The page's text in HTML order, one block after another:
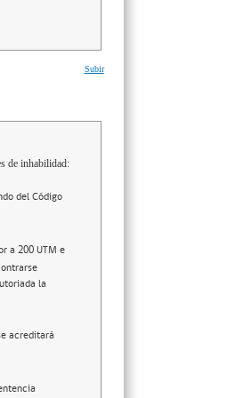
Subir
de inhabilidad:
del Código
a 200 UTM e
la
acreditará